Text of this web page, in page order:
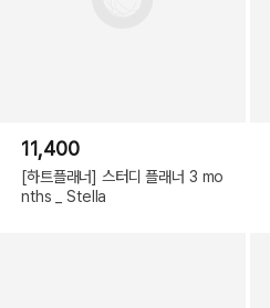
11,400
[하트플래너] 스터디 플래너 3 mo
nths _ Stella